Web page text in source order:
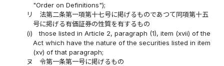
"Order on Definitions");
リ
法第二条第一項第十七号に掲げるものであつて同項第十五
号に掲げる有価証券の性質を有するもの
(i)
those listed in Article 2, paragraph (1), item (xvii) of the
Act which have the nature of the securities listed in item
(xv) of that paragraph;
ヌ
令第一条第一号に掲げるもの